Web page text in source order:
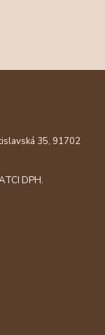
35, 91702
DPH.
8733